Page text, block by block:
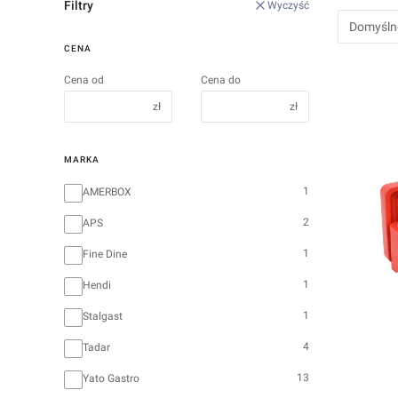
Filtry Wyczyść
CENA
Cena od
zł
Cena do
zł
MARKA
MarkaAMERBOX 1
APS 2
Fine Dine 1
Hendi 1
Stalgast 1
Tadar 4
Yato Gastro 13